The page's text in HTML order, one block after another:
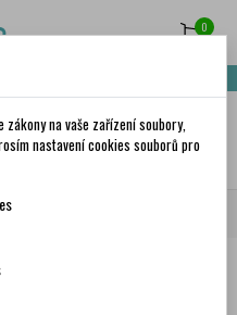
0
dopravu zdarma!
✦AI
značky
na vaše zařízení soubory,
nastavení cookies souborů pro